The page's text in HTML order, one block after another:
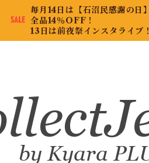
毎月14日は【石沼民感謝の日】
全品14％OFF！
13日は前夜祭インスタライブ！